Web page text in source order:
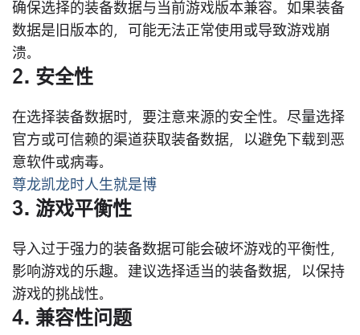
确保选择的装备数据与当前游戏版本兼容。如果装备
数据是旧版本的，可能无法正常使用或导致游戏崩
溃。
2. 安全性
在选择装备数据时，要注意来源的安全性。尽量选择
官方或可信赖的渠道获取装备数据，以避免下载到恶
意软件或病毒。
尊龙凯龙时人生就是博
3. 游戏平衡性
导入过于强力的装备数据可能会破坏游戏的平衡性，
影响游戏的乐趣。建议选择适当的装备数据，以保持
游戏的挑战性。
4. 兼容性问题